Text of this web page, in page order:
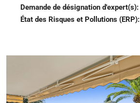
Demande de désignation d'expert(s):
État des Risques et Pollutions (ERP):